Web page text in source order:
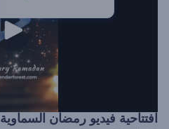
افتتاحية فيديو رمضان السماوية